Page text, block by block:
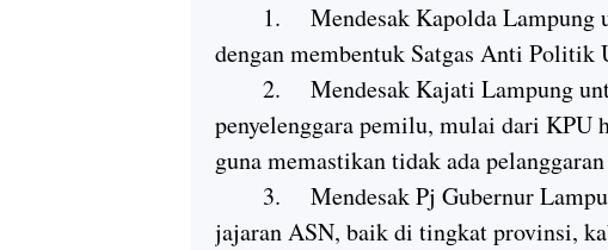
1.
Mendesak Kapolda
dengan membentuk Satgas Anti Politik
2.
Mendesak Kajati Lampung
penyelenggara pemilu, mulai dari KPU
guna memastikan tidak ada
3.
Mendesak Pj Gubernur
jajaran ASN, baik di tingkat provinsi,